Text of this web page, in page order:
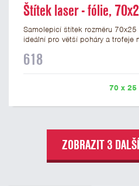
Štítek laser - fólie,
Samolepicí štítek rozměru
ideální pro větší poháry a trofeje
textu doporučujeme maximálně
prvním kroku objednávky.
618
70 x 25
ZOBRAZIT 3